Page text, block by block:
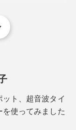
いているので、
は「消毒用エタ
してください。
ます。
ト、超音波タイ
使ってみました